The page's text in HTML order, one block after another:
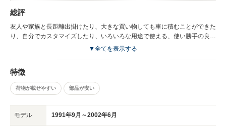
ので、減速は必須です。 商用のバンの乗用車バージョンなので、チープに
感じる部分があります。
総評
友人や家族と長距離出掛けたり、大きな買い物しても車に積むことができた
り、自分でカスタマイズしたり、いろいろな用途で使える、使い勝手の良い
▼全てを表示する
特徴
荷物が載せやすい 部品が安い
モデル 1991年9月～2002年6月